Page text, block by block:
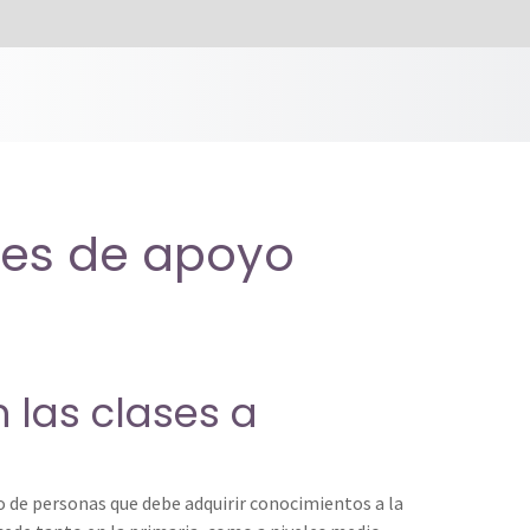
de apoyo
las clases a
personas que debe adquirir conocimientos a la